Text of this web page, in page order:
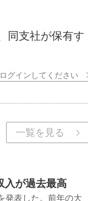
同支社が保有す
グインしてください
一覧を見る
が過去最高
発表した。前年の大